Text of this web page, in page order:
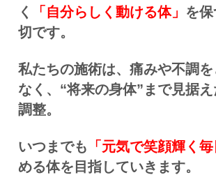
く
「自分らしく動ける体」 を
切です。
私たちの施術は、痛みや不調
なく、“将来の身体”まで見据
調整。
いつまでも 「元気で笑顔輝く毎
める体を目指していきます。